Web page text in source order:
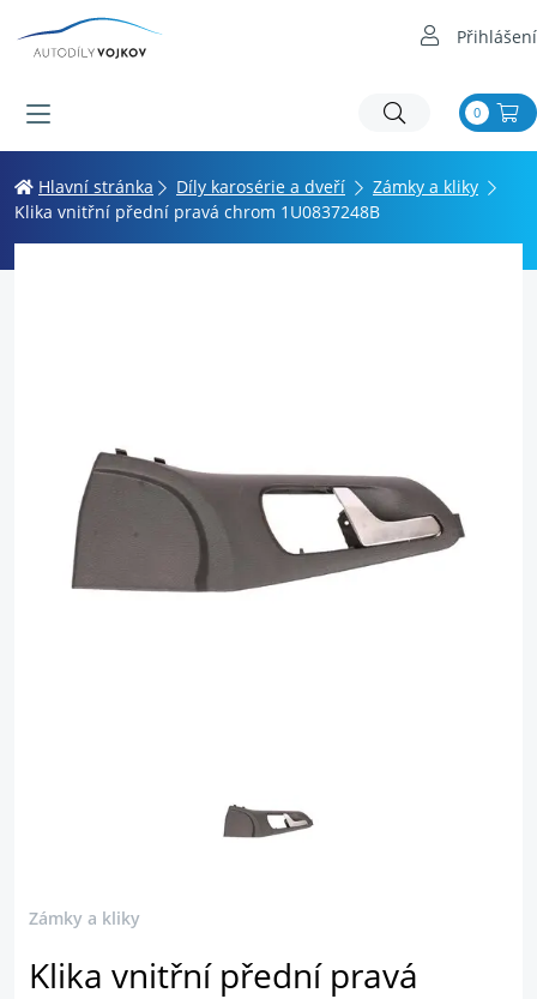
Přihlášení
0
Hlavní stránka Díly karosérie a dveří
Zámky a kliky
Klika vnitřní přední pravá chrom 1U0837248B
Zámky a kliky
Klika vnitřní přední pravá